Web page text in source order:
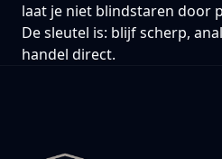
laat je niet blindstaren door
De sleutel is: blijf scherp,
handel direct.